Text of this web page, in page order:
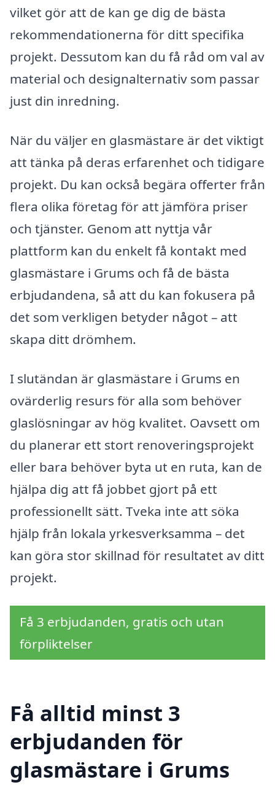
vilket gör att de kan ge dig de bästa
rekommendationerna för ditt specifika
projekt. Dessutom kan du få råd om val av
material och designalternativ som passar
just din inredning.
När du väljer en glasmästare är det viktigt
att tänka på deras erfarenhet och tidigare
projekt. Du kan också begära offerter från
flera olika företag för att jämföra priser
och tjänster. Genom att nyttja vår
plattform kan du enkelt få kontakt med
glasmästare i Grums och få de bästa
erbjudandena, så att du kan fokusera på
det som verkligen betyder något – att
skapa ditt drömhem.
I slutändan är glasmästare i Grums en
ovärderlig resurs för alla som behöver
glaslösningar av hög kvalitet. Oavsett om
du planerar ett stort renoveringsprojekt
eller bara behöver byta ut en ruta, kan de
hjälpa dig att få jobbet gjort på ett
professionellt sätt. Tveka inte att söka
hjälp från lokala yrkesverksamma – det
kan göra stor skillnad för resultatet av ditt
projekt.
Få 3 erbjudanden, gratis och utan
förpliktelser
Få alltid minst 3
erbjudanden för
glasmästare i Grums